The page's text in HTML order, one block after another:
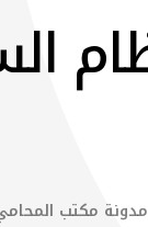
مدونة مكتب